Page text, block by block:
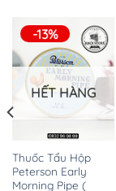
-13%
HẾT HÀNG
Thuốc Tẩu Hộp
Peterson Early
Morning Pipe (